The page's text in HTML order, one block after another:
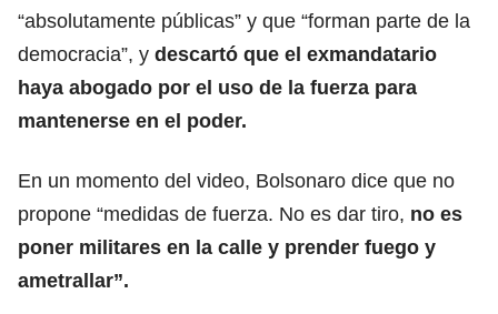
“absolutamente públicas” y que “forman parte de la
democracia”, y descartó que el exmandatario
haya abogado por el uso de la fuerza para
mantenerse en el poder.
En un momento del video, Bolsonaro dice que no
propone “medidas de fuerza. No es dar tiro, no es
poner militares en la calle y prender fuego y
ametrallar”.